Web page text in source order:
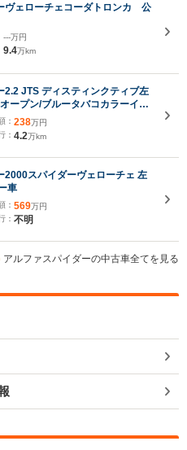
ヴェローチェコーダトロンカ 公
---万円
9.4万km
2.2 JTS ディスティンクティブ左
ープン/ブルータバコカラーイン
/パワーシート/ナビ/ETC
： 238万円
： 4.2万km
2000スパイダーヴェローチェ 左
車
： 569万円
： 不明
アルファスパイダーの中古車全てを見る